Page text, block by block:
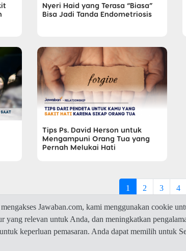
Nyeri Haid yang Terasa “Biasa”
Bisa Jadi Tanda Endometriosis
Tips Ps. David Herson untuk
Mengampuni Orang Tua yang
Pernah Melukai Hati
1 2 3 4
Jawaban.com, kami menggunakan cookie
yang relevan untuk Anda, dan meningkatkan
keperluan pemasaran. Anda dapat memilih untuk
© 2026